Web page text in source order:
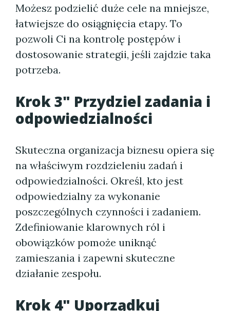
Możesz podzielić duże cele na mniejsze,
łatwiejsze do osiągnięcia etapy. To
pozwoli Ci na kontrolę postępów i
dostosowanie strategii, jeśli zajdzie taka
potrzeba.
Krok 3" Przydziel zadania i
odpowiedzialności
Skuteczna organizacja biznesu opiera się
na właściwym rozdzieleniu zadań i
odpowiedzialności. Określ, kto jest
odpowiedzialny za wykonanie
poszczególnych czynności i zadaniem.
Zdefiniowanie klarownych ról i
obowiązków pomoże uniknąć
zamieszania i zapewni skuteczne
działanie zespołu.
Krok 4" Uporządkuj